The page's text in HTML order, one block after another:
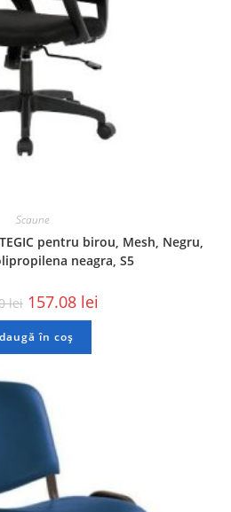
Scaune
pentru birou, Mesh, Negru,
neagra, S5
lei 157.08 lei
în coș